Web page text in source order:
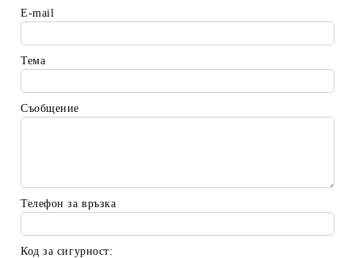
E-mail
Тема
Съобщение
Телефон за връзка
Код за сигурност: